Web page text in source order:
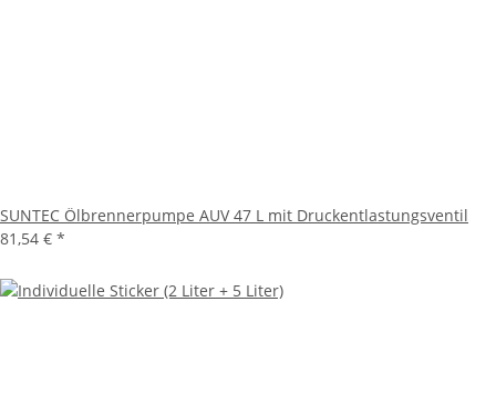
SUNTEC Ölbrennerpumpe AUV 47 L mit Druckentlastungsventil
81,54 € *